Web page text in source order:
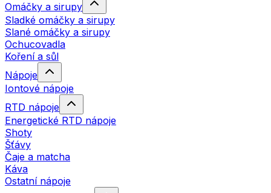
Omáčky a sirupy
Sladké omáčky a sirupy
Slané omáčky a sirupy
Ochucovadla
Koření a sůl
Nápoje
Iontové nápoje
RTD nápoje
Energetické RTD nápoje
Shoty
Šťávy
Čaje a matcha
Káva
Ostatní nápoje